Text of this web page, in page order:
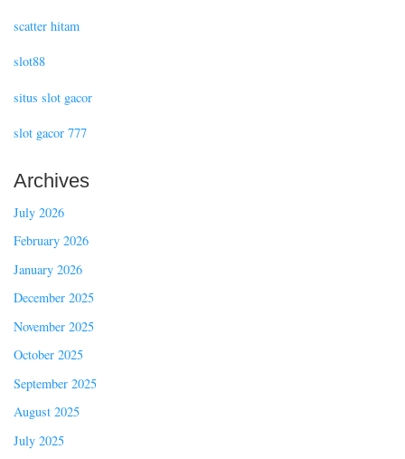
scatter hitam
slot88
situs slot gacor
slot gacor 777
Archives
July 2026
February 2026
January 2026
December 2025
November 2025
October 2025
September 2025
August 2025
July 2025